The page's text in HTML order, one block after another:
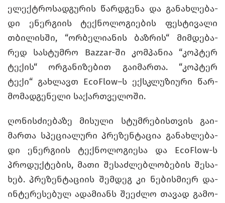
ელექტრო­სად­გუ­რის წარ­დგე­ნა და გა­ნახ­ლე­ბა­
დი ენერ­გი­ის ტექ­ნო­ლო­გი­ე­ბის ფეს­ტი­ვა­ლი
თბი­ლის­ში, “ორ­ბე­ლი­ა­ნის ბაზ­რის“ მიმ­დე­ბა­
რედ სას­ტუმ­რო Bazzar-ში კომ­პა­ნია “კოპ­ტერ
ტე­ქის“ ორ­გა­ნი­ზე­ბით გა­ი­მარ­თა. “კოპ­ტერ
ტექი“ გახ­ლავთ EcoFlow–ს ექ­სკლუ­ზი­უ­რი წარ­
მო­მად­გე­ნე­ლი სა­ქარ­თვე­ლო­ში.
ღო­ნის­ძი­ე­ბა­ზე მი­სუ­ლი სტუმ­რე­ბის­თვის გა­ი­
მარ­თა სპე­ცი­ა­ლუ­რი პრე­ზენ­ტა­ცია გა­ნახ­ლე­ბა­
დი ენერ­გი­ის ტექ­ნო­ლო­გი­ე­სა და EcoFlow-ს
პრო­დუქ­ტე­ბის, მათი შე­საძ­ლებ­ლო­ბე­ბის შე­სა­
ხებ. პრე­ზენ­ტა­ცი­ის შემ­დეგ კი ნე­ბის­მი­ერ და­
ინ­ტე­რე­სე­ბულ ადა­მი­ანს შე­ეძ­ლო თა­ვად გა­მო­